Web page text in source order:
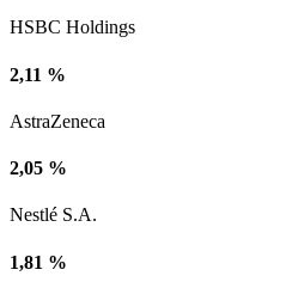
HSBC Holdings
2,11 %
AstraZeneca
2,05 %
Nestlé S.A.
1,81 %